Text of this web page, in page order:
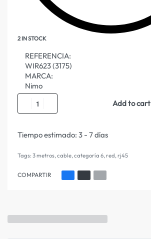
2 IN STOCK
REFERENCIA:
WIR623 (3175)
MARCA:
Nimo
Add to cart
Tiempo estimado: 3 - 7 días
Tags: 3 metros,cable,categoría 6,red,rj45
COMPARTIR